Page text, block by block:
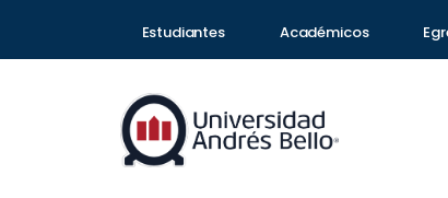
Estudiantes Académicos